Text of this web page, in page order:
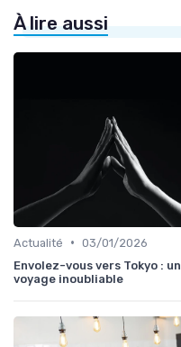
À lire aussi
Actualité • 03/01/2026
Envolez-vous vers Tokyo : un
voyage inoubliable